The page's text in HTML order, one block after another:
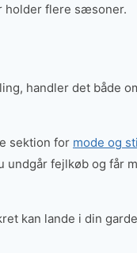
holder flere sæsoner.
handler det både
sektion for mode og
fejlkøb og får
kan lande i din